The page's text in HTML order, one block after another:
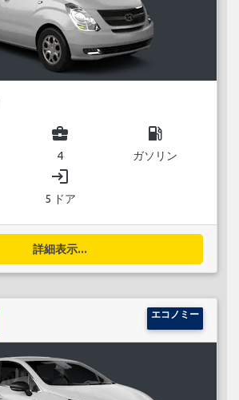
business_center
4
local_gas_station
ガソリン
login
5 ドア
詳細表示...
エコノミー